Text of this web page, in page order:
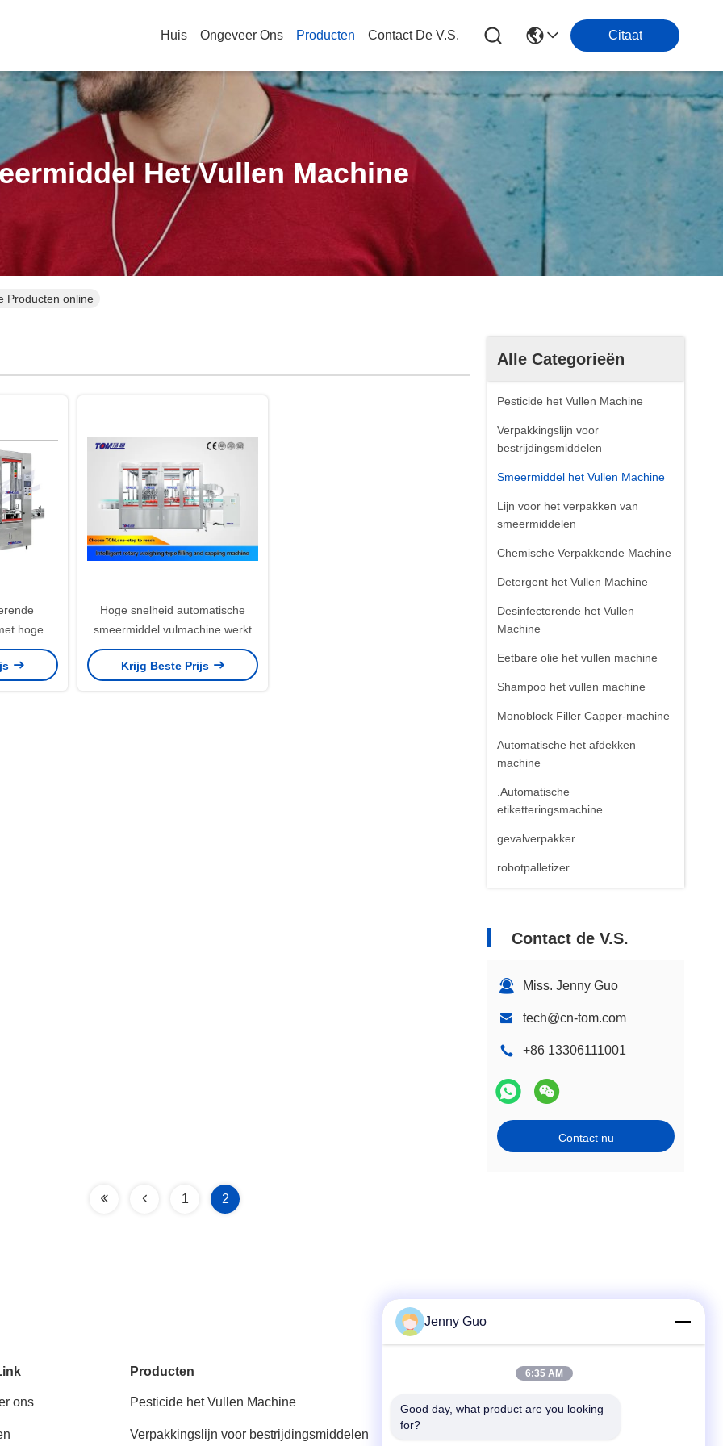
Huis Ongeveer Ons Producten Contact De V.s. Citaat
Het Vullen Machine
Producten online
Alle Categorieën
Pesticide het Vullen Machine
Verpakkingslijn voor
bestrijdingsmiddelen
Smeermiddel het Vullen Machine
Lijn voor het verpakken van
smeermiddelen
Chemische Verpakkende Machine
Detergent het Vullen Machine
Desinfecterende het Vullen
Machine
Eetbare olie het vullen machine
Shampoo het vullen machine
Monoblock Filler Capper-machine
Automatische het afdekken
machine
.Automatische
etiketteringsmachine
gevalverpakker
robotpalletizer
Contact de V.S.
Miss. Jenny Guo
tech@cn-tom.com
+86 13306111001
Contact nu
hoge
PLC
Hoge snelheid automatische
smeermiddel vulmachine werkt
Krijg Beste Prijs
1 2
ons
Producten
Pesticide het Vullen Machine
Verpakkingslijn voor bestrijdingsmiddelen
Tel.
Jenny Guo
6:35 AM
Good day, what product are you looking
for?